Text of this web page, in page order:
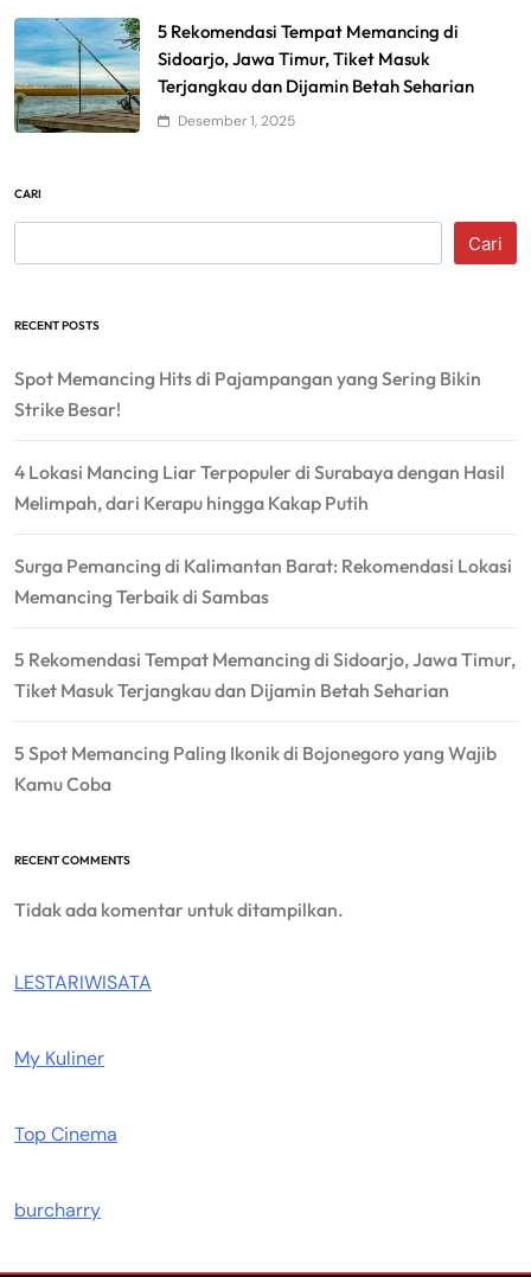
5 Rekomendasi Tempat Memancing di
Sidoarjo, Jawa Timur, Tiket Masuk
Terjangkau dan Dijamin Betah Seharian
Desember 1, 2025
CARI
Cari
RECENT POSTS
Spot Memancing Hits di Pajampangan yang Sering Bikin
Strike Besar!
4 Lokasi Mancing Liar Terpopuler di Surabaya dengan Hasil
Melimpah, dari Kerapu hingga Kakap Putih
Surga Pemancing di Kalimantan Barat: Rekomendasi Lokasi
Memancing Terbaik di Sambas
5 Rekomendasi Tempat Memancing di Sidoarjo, Jawa Timur,
Tiket Masuk Terjangkau dan Dijamin Betah Seharian
5 Spot Memancing Paling Ikonik di Bojonegoro yang Wajib
Kamu Coba
RECENT COMMENTS
Tidak ada komentar untuk ditampilkan.
LESTARIWISATA
My Kuliner
Top Cinema
burcharry